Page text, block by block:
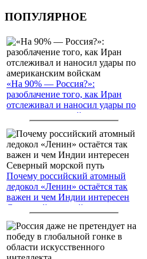
ПОПУЛЯРНОЕ
«На 90% — Россия?»:
разоблачение того, как Иран
отслеживал и наносил удары по
американским войскам
Почему российский атомный
ледокол «Ленин» остаётся так
важен и чем Индии интересен
Северный морской путь